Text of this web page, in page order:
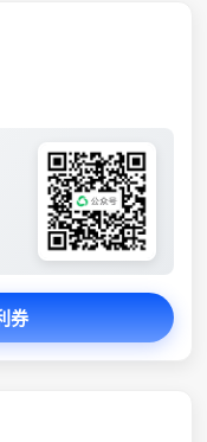
券